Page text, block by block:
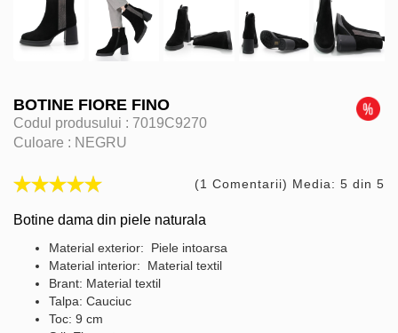
BOTINE FIORE FINO
Codul produsului : 7019C9270
Culoare : NEGRU
(1 Comentarii) Media: 5 din 5
Botine dama din piele naturala
Material exterior: Piele intoarsa
Material interior: Material textil
Brant: Material textil
Talpa: Cauciuc
Toc: 9 cm